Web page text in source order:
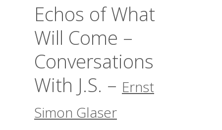
Echos of What
Will Come –
Conversations
With J.S. – Ernst
Simon Glaser